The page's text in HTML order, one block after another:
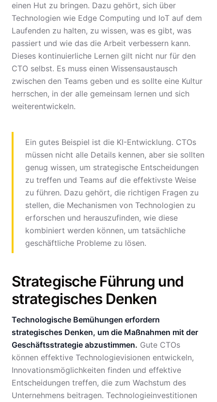
einen Hut zu bringen. Dazu gehört, sich über
Technologien wie Edge Computing und IoT auf dem
Laufenden zu halten, zu wissen, was es gibt, was
passiert und wie das die Arbeit verbessern kann.
Dieses kontinuierliche Lernen gilt nicht nur für den
CTO selbst. Es muss einen Wissensaustausch
zwischen den Teams geben und es sollte eine Kultur
herrschen, in der alle gemeinsam lernen und sich
weiterentwickeln.
Ein gutes Beispiel ist die KI-Entwicklung. CTOs
müssen nicht alle Details kennen, aber sie sollten
genug wissen, um strategische Entscheidungen
zu treffen und Teams auf die effektivste Weise
zu führen. Dazu gehört, die richtigen Fragen zu
stellen, die Mechanismen von Technologien zu
erforschen und herauszufinden, wie diese
kombiniert werden können, um tatsächliche
geschäftliche Probleme zu lösen.
Strategische Führung und
strategisches Denken
Technologische Bemühungen erfordern
strategisches Denken, um die Maßnahmen mit der
Geschäftsstrategie abzustimmen. Gute CTOs
können effektive Technologievisionen entwickeln,
Innovationsmöglichkeiten finden und effektive
Entscheidungen treffen, die zum Wachstum des
Unternehmens beitragen. Technologieinvestitionen